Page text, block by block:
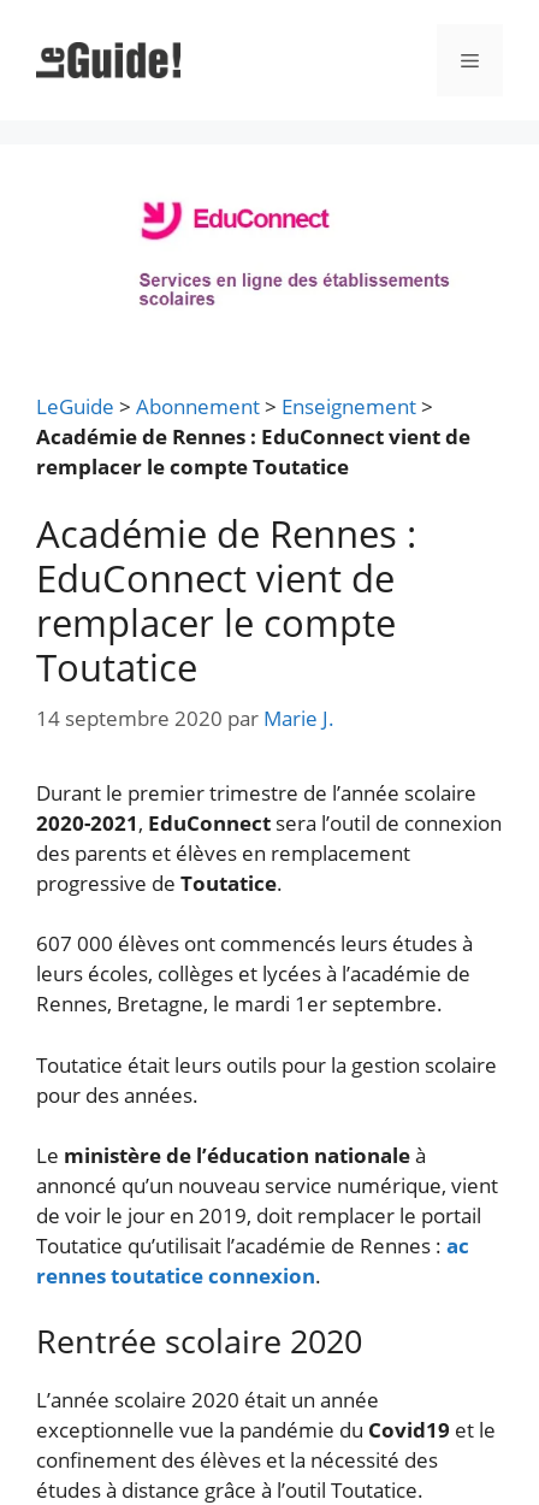
contenu
Menu
LeGuide > Abonnement> Enseignement>
Académie de Rennes : EduConnect vient de
remplacer le compte Toutatice
Académie de Rennes :
EduConnect vient de
remplacer le compte
Toutatice
14 septembre 2020 par Marie J.
Durant le premier trimestre de l’année scolaire
2020-2021, EduConnect sera l’outil de connexion
des parents et élèves en remplacement
progressive de Toutatice.
607 000 élèves ont commencés leurs études à
leurs écoles, collèges et lycées à l’académie de
Rennes, Bretagne, le mardi 1er septembre.
Toutatice était leurs outils pour la gestion scolaire
pour des années.
Le ministère de l’éducation nationaleà
annoncé qu’un nouveau service numérique, vient
de voir le jour en 2019, doit remplacer le portail
Toutatice qu’utilisait l’académie de Rennes : ac
rennes toutatice connexion.
Rentrée scolaire 2020
L’année scolaire 2020 était un année
exceptionnelle vue la pandémie du Covid19 et le
confinement des élèves et la nécessité des
études à distance grâce à l’outil Toutatice.